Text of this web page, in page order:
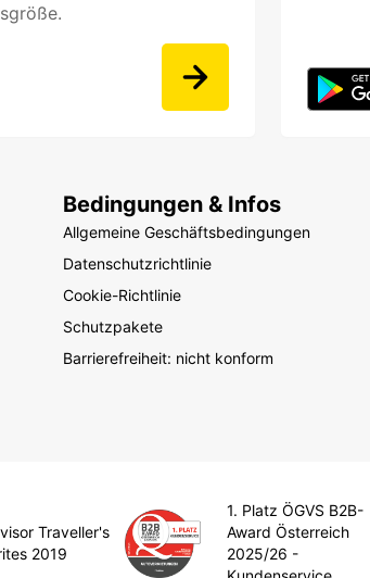
Bedingungen & Infos
Allgemeine Geschäftsbedingungen
Datenschutzrichtlinie
Cookie-Richtlinie
Schutzpakete
Barrierefreiheit: nicht konform
Traveller's
2019
1. Platz ÖGVS B2B-
Award Österreich
2025/26 -